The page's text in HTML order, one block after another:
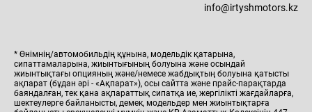
info@irtyshmotors.kz
* Өнімнің/автомобильдің құнына, модельдік қатарына,
сипаттамаларына, жиынтығының болуына және осындай
жиынтықтағы опцияның және/немесе жабдықтың болуына қатысты
ақпарат (бұдан әрі - «Ақпарат»), осы сайтта және прайс-парақтарда
баяндалған, тек қана ақпараттық сипатқа ие, жергілікті жағдайларға,
шектеулерге байланысты, демек, модельдер мен жиынтықтарға